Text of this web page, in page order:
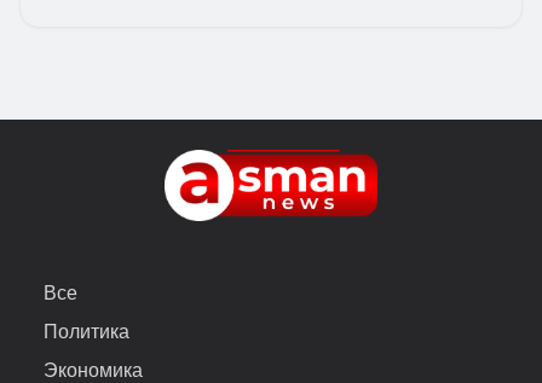
Все
Политика
Экономика